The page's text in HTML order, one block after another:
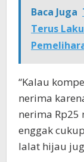
Baca Juga
Terus
“Kalau
nerima
nerima Rp25
enggak
lalat hijau